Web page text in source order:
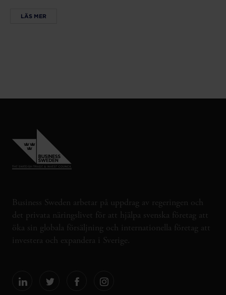
LÄS MER
Business Sweden arbetar på uppdrag av regeringen och
det privata näringslivet för att hjälpa svenska företag att
öka sin globala försäljning och internationella företag att
investera och expandera i Sverige.